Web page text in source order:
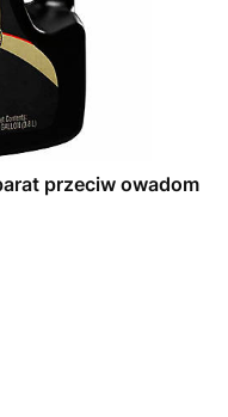
przeciw owadom